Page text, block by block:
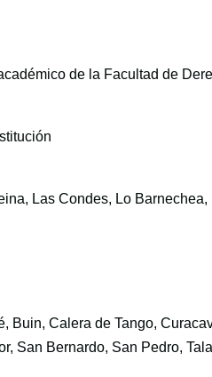
de la Facultad de
Las Condes, Lo
Buin, Calera de Tango,
San Bernardo, San Pedro,